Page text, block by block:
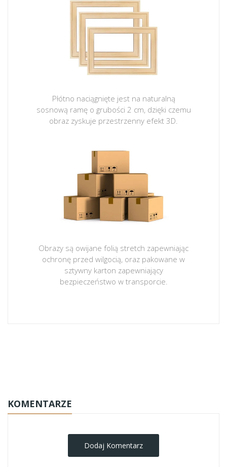
Płótno naciągnięte jest na naturalną
sosnową ramę o grubości 2 cm, dzięki czemu
obraz zyskuje przestrzenny efekt 3D.
Obrazy są owijane folią stretch zapewniając
ochronę przed wilgocią, oraz pakowane w
sztywny karton zapewniający
bezpieczeństwo w transporcie.
KOMENTARZE
Dodaj Komentarz